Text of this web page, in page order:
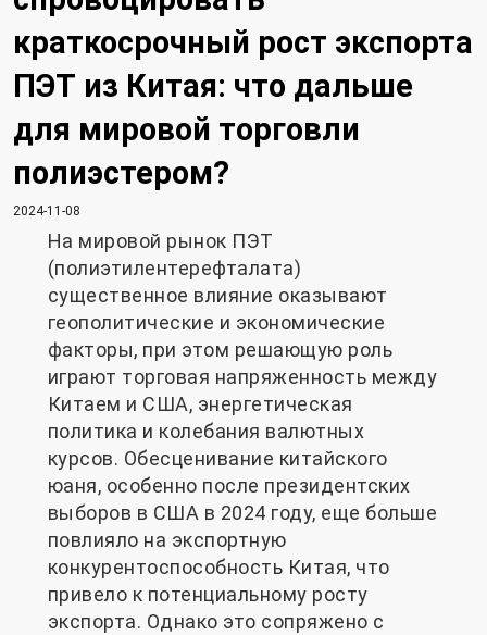
краткосрочный рост экспорта
ПЭТ из Китая: что дальше
для мировой торговли
полиэстером?
2024-11-08
На мировой рынок ПЭТ
(полиэтилентерефталата)
существенное влияние оказывают
геополитические и экономические
факторы, при этом решающую роль
играют торговая напряженность между
Китаем и США, энергетическая
политика и колебания валютных
курсов. Обесценивание китайского
юаня, особенно после президентских
выборов в США в 2024 году, еще больше
повлияло на экспортную
конкурентоспособность Китая, что
привело к потенциальному росту
экспорта. Однако это сопряжено с